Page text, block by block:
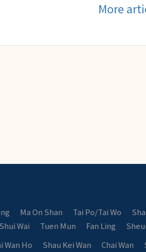
More
Ma On Shan Tai Po/Tai Wo
Wai Tuen Mun Fan Ling
Wan Ho Shau Kei Wan Chai Wan